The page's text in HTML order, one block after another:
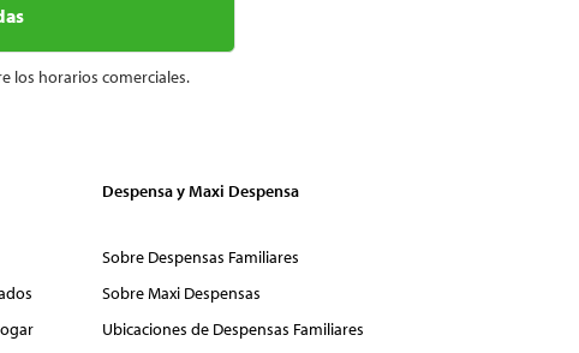
los horarios comerciales.
Despensa y Maxi Despensa
Sobre Despensas Familiares
Sobre Maxi Despensas
Ubicaciones de Despensas Familiares